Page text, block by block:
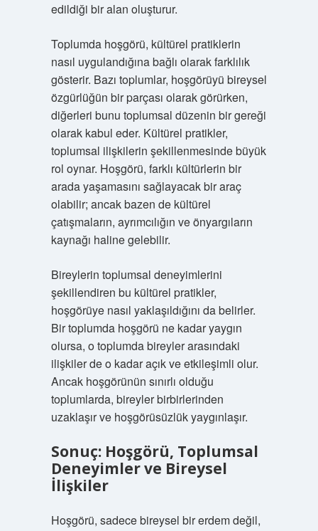
edildiği bir alan oluşturur.
Toplumda hoşgörü, kültürel pratiklerin
nasıl uygulandığına bağlı olarak farklılık
gösterir. Bazı toplumlar, hoşgörüyü bireysel
özgürlüğün bir parçası olarak görürken,
diğerleri bunu toplumsal düzenin bir gereği
olarak kabul eder. Kültürel pratikler,
toplumsal ilişkilerin şekillenmesinde büyük
rol oynar. Hoşgörü, farklı kültürlerin bir
arada yaşamasını sağlayacak bir araç
olabilir; ancak bazen de kültürel
çatışmaların, ayrımcılığın ve önyargıların
kaynağı haline gelebilir.
Bireylerin toplumsal deneyimlerini
şekillendiren bu kültürel pratikler,
hoşgörüye nasıl yaklaşıldığını da belirler.
Bir toplumda hoşgörü ne kadar yaygın
olursa, o toplumda bireyler arasındaki
ilişkiler de o kadar açık ve etkileşimli olur.
Ancak hoşgörünün sınırlı olduğu
toplumlarda, bireyler birbirlerinden
uzaklaşır ve hoşgörüsüzlük yaygınlaşır.
Sonuç: Hoşgörü, Toplumsal
Deneyimler ve Bireysel
İlişkiler
Hoşgörü, sadece bireysel bir erdem değil,